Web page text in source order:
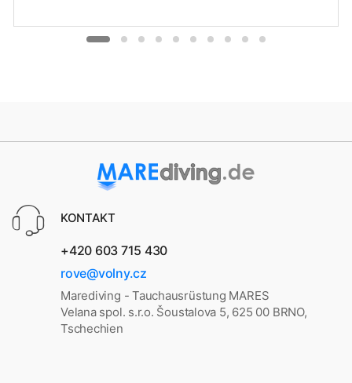
KONTAKT
+420 603 715 430
rove@volny.cz
Marediving - Tauchausrüstung MARES
Velana spol. s.r.o. Šoustalova 5, 625 00 BRNO,
Tschechien